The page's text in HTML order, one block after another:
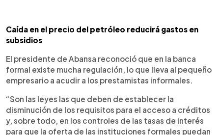
Caída en el precio del petróleo reducirá gastos en
subsidios
El presidente de Abansa reconoció que en la banca
formal existe mucha regulación, lo que lleva al pequeño
empresario a acudir a los prestamistas informales.
“Son las leyes las que deben de establecer la
disminución de los requisitos para el acceso a créditos
y, sobre todo, en los controles de las tasas de interés
para que la oferta de las instituciones formales puedan